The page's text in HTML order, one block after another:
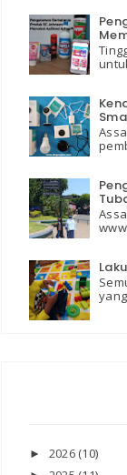
► 2026 (10)